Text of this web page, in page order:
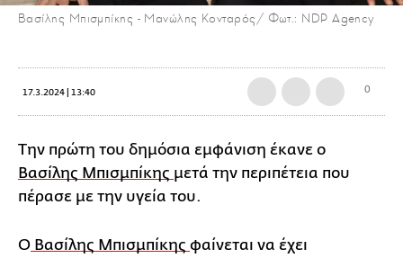
Βασίλης Μπισμπίκης - Μανώλης Κονταρός/ Φωτ.: NDP Agency
17.3.2024 | 13:40 0
Την πρώτη του δημόσια εμφάνιση έκανε ο
Βασίλης Μπισμπίκης μετά την περιπέτεια που
πέρασε με την υγεία του.
Ο Βασίλης Μπισμπίκης φαίνεται να έχει